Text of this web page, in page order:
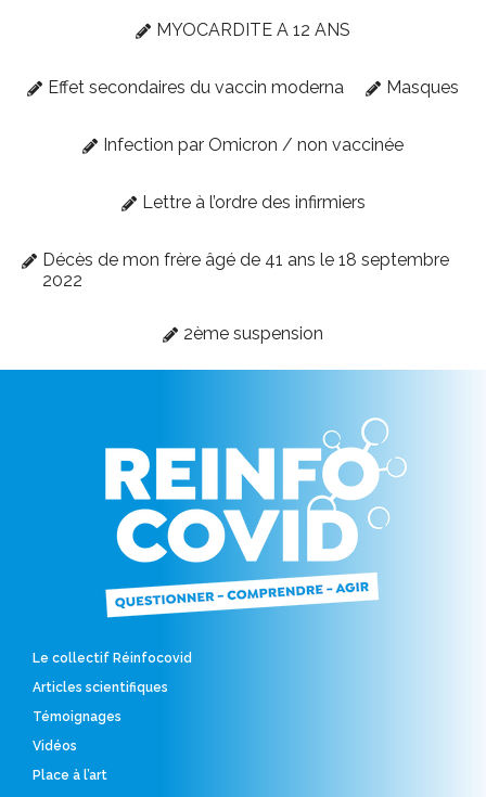
MYOCARDITE A 12 ANS
Effet secondaires du vaccin moderna Masques
Infection par Omicron / non vaccinée
Lettre à l’ordre des infirmiers
Décès de mon frère âgé de 41 ans le 18 septembre
2022
2ème suspension
Le collectif Réinfocovid
Articles scientifiques
Témoignages
Vidéos
Place à l’art